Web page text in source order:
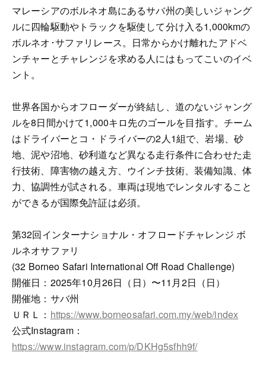
マレーシアのボルネオ島にあるサバ州の美しいジャング
ルに四輪駆動やトラックを駆使して分け入る1,000kmの
ボルネオ･サファリレース。日常からかけ離れたアドベ
ンチャーとチャレンジを求める人にはもってこいのイベ
ント。
世界各国からオフローダーが終結し、道のないジャング
ルを8日間かけて1,000キロ先のゴールを目指す。チーム
はドライバーとコ・ドライバーの2人1組で、岩場、砂
地、泥や沼地、砂利道など異なる走行条件に合わせた走
行技術、障害物の越え方、ウインチ技術、装備知識、体
力、協調性が試される。車両は現地でレンタルすること
ができるが国際免許証は必須。
第32回インターナショナル・オフロードチャレンジ ボ
ルネオサファリ
(32 Borneo Safari International Off Road Challenge)
開催日：2025年10月26日（日）〜11月2日（日）
開催地：サバ州
ＵＲＬ： https://www.borneosafari.com.my/web/index
公式Instagram：
https://www.instagram.com/p/DKHg5sfhh9f/